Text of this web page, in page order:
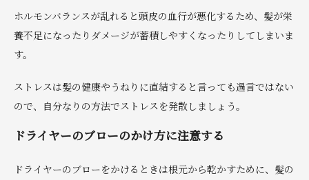
ホルモンバランスが乱れると頭皮の血行が悪化するため、髪が栄
養不足になったりダメージが蓄積しやすくなったりしてしまいま
す。
ストレスは髪の健康やうねりに直結すると言っても過言ではない
ので、自分なりの方法でストレスを発散しましょう。
ドライヤーのブローのかけ方に注意する
ドライヤーのブローをかけるときは根元から乾かすために、髪の